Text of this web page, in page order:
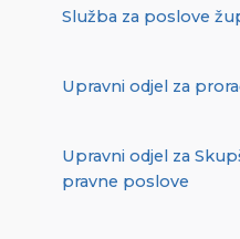
Služba za poslove
Upravni odjel za
Upravni odjel za
pravne poslove